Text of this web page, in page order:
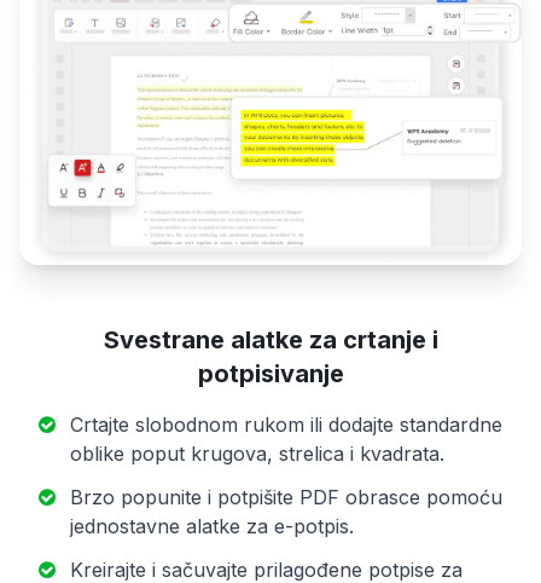
Svestrane alatke za crtanje i
potpisivanje
Crtajte slobodnom rukom ili dodajte standardne
oblike poput krugova, strelica i kvadrata.
Brzo popunite i potpišite PDF obrasce pomoću
jednostavne alatke za e-potpis.
Kreirajte i sačuvajte prilagođene potpise za